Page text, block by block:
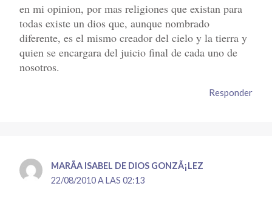
en mi opinion, por mas religiones que existan para
todas existe un dios que, aunque nombrado
diferente, es el mismo creador del cielo y la tierra y
quien se encargara del juicio final de cada uno de
nosotros.
Responder
MARÃ­A ISABEL DE DIOS GONZÃ¡LEZ
22/08/2010 A LAS 02:13